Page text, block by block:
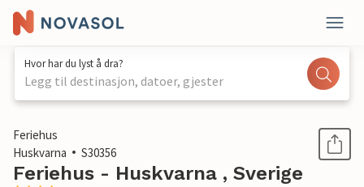
Hvor har du lyst å dra?
Legg til destinasjon, datoer, gjester
1 / 26
Feriehus
Huskvarna
S30356
Feriehus - Huskvarna , Sverige